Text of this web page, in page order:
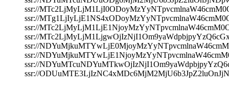
ssr://
ssr://
ssr://
ssr://
ssr://
ssr://
ssr://
ssr://